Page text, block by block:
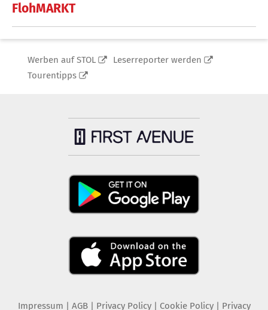
FlohMARKT
Werben auf STOL
Leserreporter werden
Tourentipps
Impressum AGB Privacy Policy| Cookie Policy| Privacy